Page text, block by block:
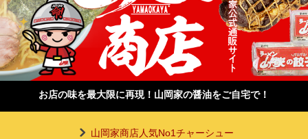
お店の味を最大限に再現！山岡家の醤油をご自宅で！
山岡家商店人気No1チャーシュー